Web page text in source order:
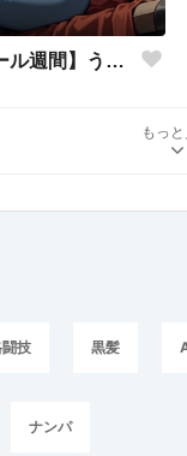
【#AIうちの子アピール週間】うちの子自己紹介
もっ
技 黒髪
ナンパ